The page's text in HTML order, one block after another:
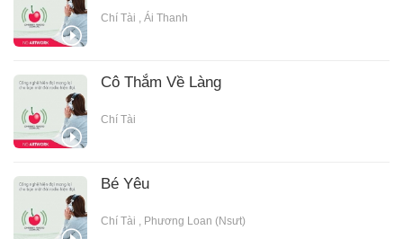
Chí Tài , Ái Thanh
Cô Thắm Về Làng
Chí Tài
Bé Yêu
Chí Tài , Phương Loan (Nsưt)